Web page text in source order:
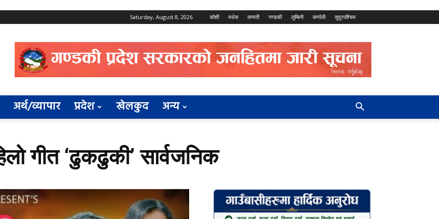
Saturday, August 8, 2026 कोशी मधेस वाग्मती गण्डकी लुम्बिनी कर्णाली सुदूरपश्चिम
अर्थ/व्यापार प्रदेश खेलकुद अन्य
गीत ‘ढुकढुकी’ सार्वजनिक